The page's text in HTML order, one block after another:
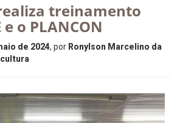
realiza treinamento
o PLANCON
de 2024, por Ronylson Marcelino da